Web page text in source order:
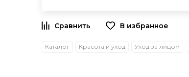
Каталог Красота и уход Уход за лицом